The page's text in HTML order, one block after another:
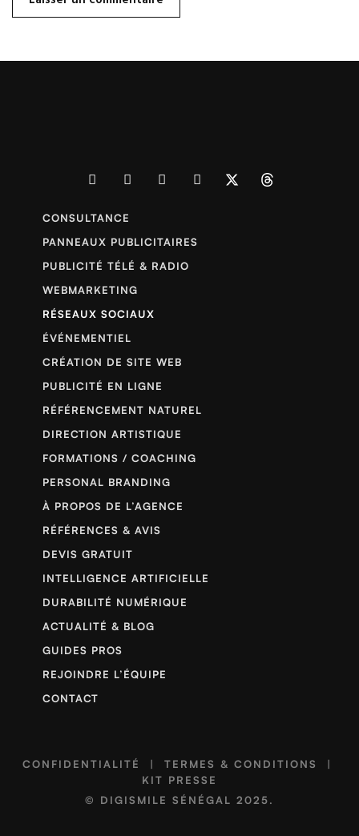
CONSULTANCE
PANNEAUX PUBLICITAIRES
PUBLICITÉ TÉLÉ & RADIO
WEBMARKETING
RÉSEAUX SOCIAUX
ÉVÉNEMENTIEL
CRÉATION DE SITE WEB
PUBLICITÉ EN LIGNE
RÉFÉRENCEMENT NATUREL
DIRECTION ARTISTIQUE
FORMATIONS / COACHING
PERSONAL BRANDING
À PROPOS DE L’AGENCE
RÉFÉRENCES & AVIS
DEVIS GRATUIT
INTELLIGENCE ARTIFICIELLE
DURABILITÉ NUMÉRIQUE
ACTUALITÉ & BLOG
GUIDES PROS
REJOINDRE L’ÉQUIPE
CONTACT
CONFIDENTIALITÉ | TERMES & CONDITIONS
|
KIT PRESSE
© DIGISMILE SÉNÉGAL 2025.